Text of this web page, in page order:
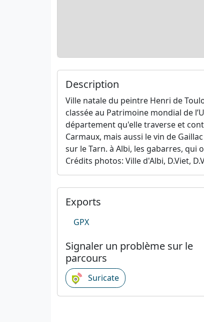
Description
Ville natale du peintre Henri de
classée au Patrimoine mondial de
département qu'elle traverse et
Carmaux, mais aussi le vin de
sur le Tarn. à Albi, les gabarres,
Crédits photos: Ville d'Albi, D.Viet,
Exports
GPX
Signaler un problème sur le
parcours
Suricate